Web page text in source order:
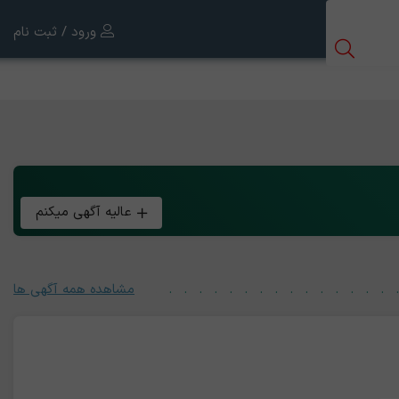
ورود / ثبت نام
عالیه آگهی میکنم
مشاهده همه آگهی ها